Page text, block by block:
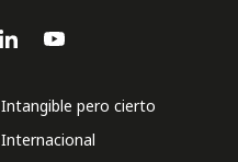
Intangible pero cierto
Internacional